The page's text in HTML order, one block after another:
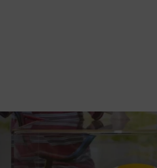
savoir plus